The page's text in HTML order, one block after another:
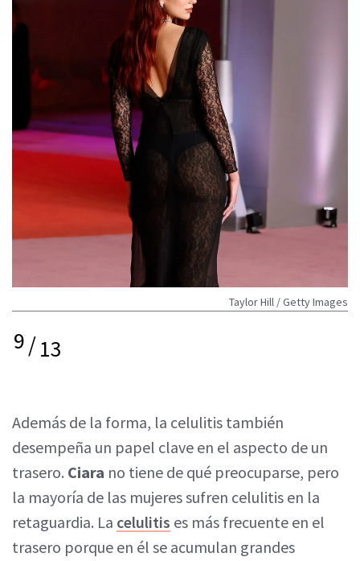
Taylor Hill / Getty Images
9/13
Además de la forma, la celulitis también
desempeña un papel clave en el aspecto de un
trasero. Ciara no tiene de qué preocuparse, pero
la mayoría de las mujeres sufren celulitis en la
retaguardia. La celulitis es más frecuente en el
trasero porque en él se acumulan grandes